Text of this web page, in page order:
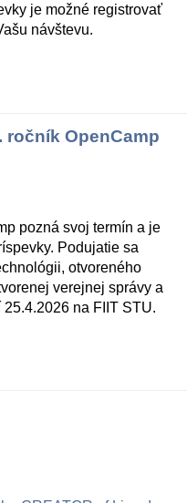
je možné registrovať
návštevu.
ročník OpenCamp
pozná svoj termín a je
Podujatie sa
otvoreného
verejnej správy a
na FIIT STU.